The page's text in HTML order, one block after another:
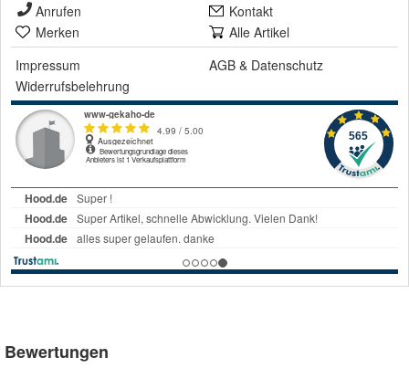
Anrufen
Kontakt
Merken
Alle Artikel
Impressum
AGB & Datenschutz
Widerrufsbelehrung
Bewertungen